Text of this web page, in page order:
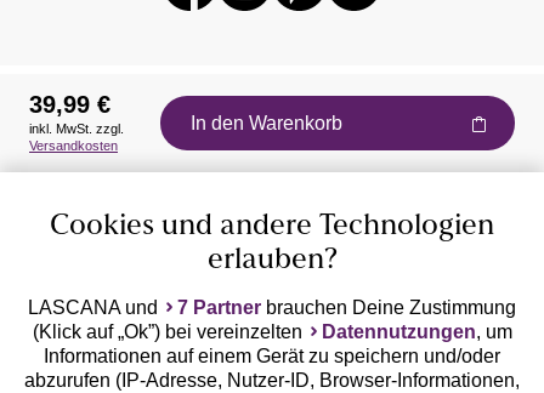
Auszeichnungen
Geprüfte Sicherheit
39,99 €
inkl. MwSt. zzgl.
Versandkosten
In den Warenkorb
Cookies und andere Technologien
erlauben?
LASCANA und 7 Partner brauchen Deine Zustimmung
(Klick auf „Ok”) bei vereinzelten
Datennutzungen, um
Informationen auf einem Gerät zu speichern und/oder
abzurufen (IP-Adresse, Nutzer-ID, Browser-Informationen,